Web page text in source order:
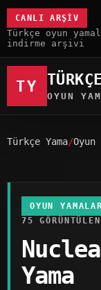
CANLI ARŞIV
Türkçe oyun
indirme arşivi
TY
OYUN
Türkçe Yama Oyun
OYUN
75
Yama